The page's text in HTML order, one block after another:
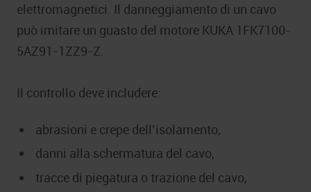
elettromagnetici. Il danneggiamento di un cavo
può imitare un guasto del motore KUKA 1FK7100-
5AZ91-1ZZ9-Z.
Il controllo deve includere:
abrasioni e crepe dell’isolamento,
danni alla schermatura del cavo,
tracce di piegatura o trazione del cavo,